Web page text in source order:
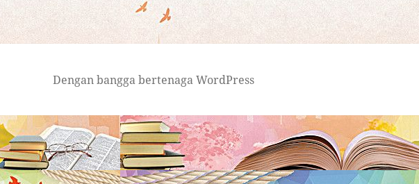
Dengan bangga bertenaga WordPress